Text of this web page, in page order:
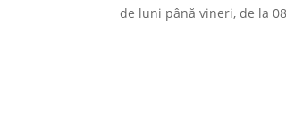
de luni până vineri, de la